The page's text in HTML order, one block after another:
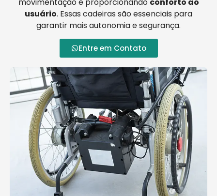
movimentação e proporcionando conforto ao
usuário. Essas cadeiras são essenciais para
garantir mais autonomia e segurança.
Entre em Contato